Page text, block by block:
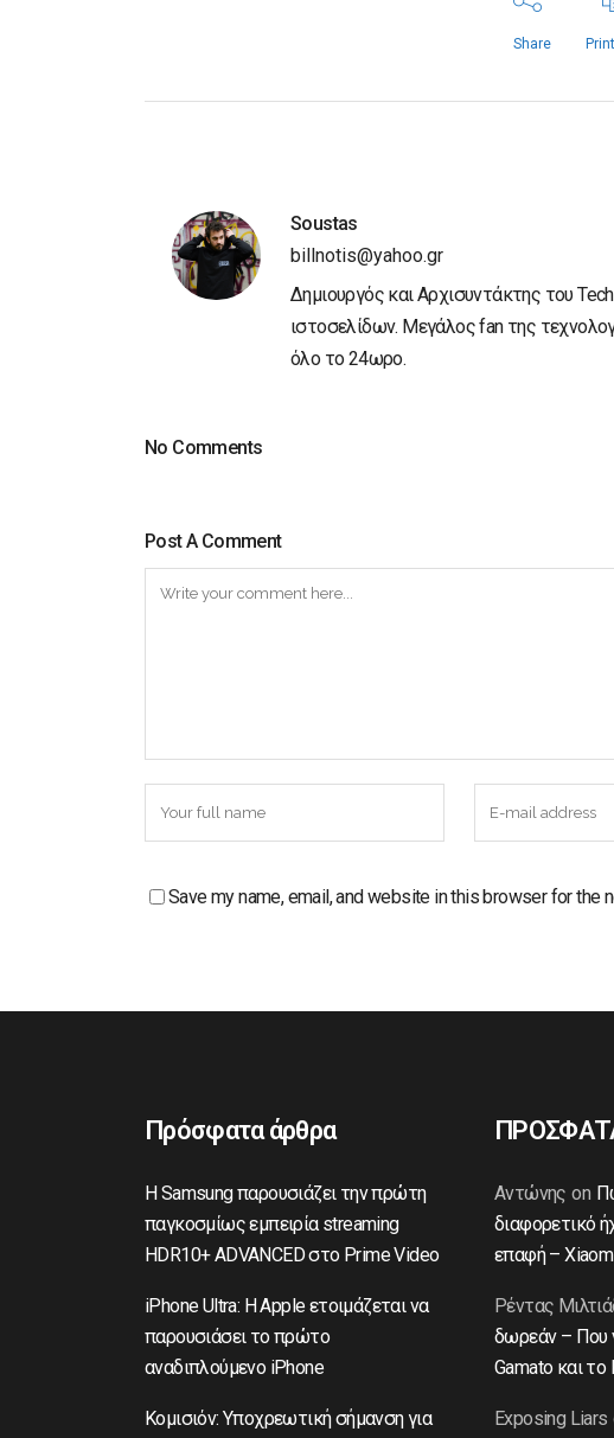
Share
Soustas
billnotis@yahoo.gr
Δημιουργός και Αρχισυντάκτης του
ιστοσελίδων. Μεγάλος fan της
όλο το 24ωρο.
No Comments
Post A Comment
Save my name, email, and website in this browser for the
Πρόσφατα άρθρα
Η Samsung παρουσιάζει την πρώτη
παγκοσμίως εμπειρία streaming
HDR10+ ADVANCED στο Prime Video
iPhone Ultra: Η Apple ετοιμάζεται να
παρουσιάσει το πρώτο
αναδιπλούμενο iPhone
Κομισιόν: Υποχρεωτική σήμανση για
Αντώνης on
διαφορετικό
επαφή –
Ρέντας
δωρεάν – Που
Gamato και
Exposing Liars